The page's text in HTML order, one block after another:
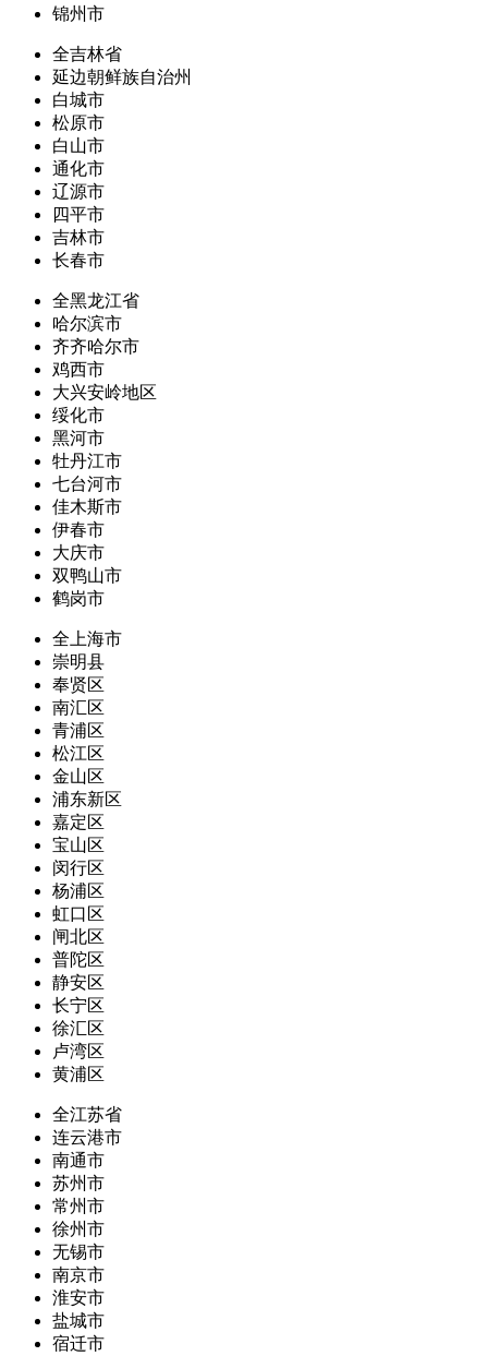
锦州市
全吉林省
延边朝鲜族自治州
白城市
松原市
白山市
通化市
辽源市
四平市
吉林市
长春市
全黑龙江省
哈尔滨市
齐齐哈尔市
鸡西市
大兴安岭地区
绥化市
黑河市
牡丹江市
七台河市
佳木斯市
伊春市
大庆市
双鸭山市
鹤岗市
全上海市
崇明县
奉贤区
南汇区
青浦区
松江区
金山区
浦东新区
嘉定区
宝山区
闵行区
杨浦区
虹口区
闸北区
普陀区
静安区
长宁区
徐汇区
卢湾区
黄浦区
全江苏省
连云港市
南通市
苏州市
常州市
徐州市
无锡市
南京市
淮安市
盐城市
宿迁市